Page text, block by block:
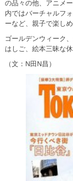
の品々の他、アニメ
内ではバーチャルフ
ーなど、親子で楽し
ゴールデンウィーク
はしご、絵本三昧な
（文：N田N昌）